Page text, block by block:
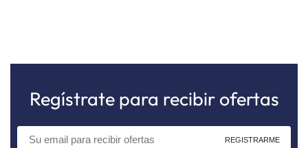
Regístrate para recibir ofertas